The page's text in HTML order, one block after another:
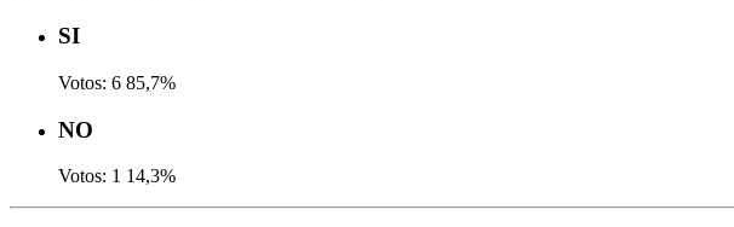
SI
Votos: 6 85,7%
NO
Votos: 1 14,3%